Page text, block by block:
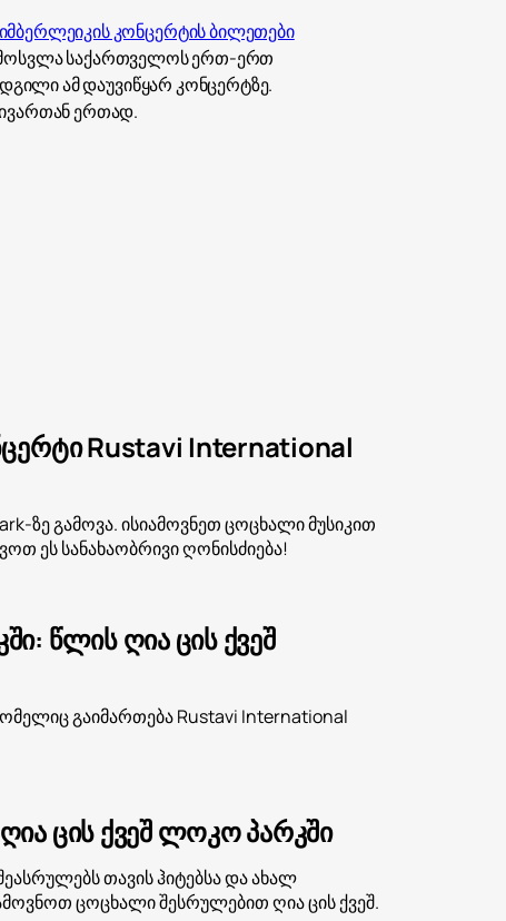
კონცერტის ბილეთები
საქართველოს ერთ-ერთ
ამ დაუვიწყარ კონცერტზე.
ერთად.
Rustavi International
ზე გამოვა. ისიამოვნეთ ცოცხალი მუსიკით
ეს სანახაობრივი ღონისძიება!
წლის ღია ცის ქვეშ
გაიმართება Rustavi International
ცის ქვეშ ლოკო პარკში
თავის ჰიტებსა და ახალ
ცოცხალი შესრულებით ღია ცის ქვეშ.